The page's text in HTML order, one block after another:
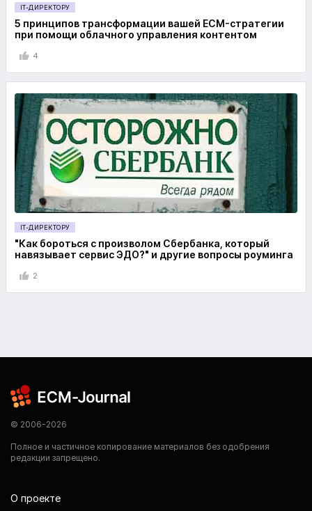
IT-ДИРЕКТОРУ
5 принципов трансформации вашей ECM-стратегии
при помощи облачного управления контентом
4
IT-ДИРЕКТОРУ
"Как бороться с произволом Сбербанка, который
навязывает сервис ЭДО?" и другие вопросы роуминга
2
© 2006-2026
Полное и частичное копирование материалов без одобрения
редакции запрещено.
О проекте